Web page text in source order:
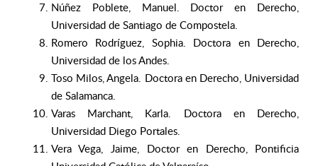
Núñez Poblete, Manuel. Doctor en Derecho,
Universidad de Santiago de Compostela.
Romero Rodríguez, Sophia. Doctora en Derecho,
Universidad de los Andes.
Toso Milos, Angela. Doctora en Derecho, Universidad
de Salamanca.
Varas Marchant, Karla. Doctora en Derecho,
Universidad Diego Portales.
Vera Vega, Jaime, Doctor en Derecho, Pontificia